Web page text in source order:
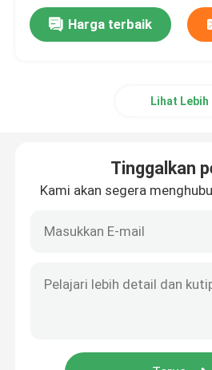
Harga terbaik
Lihat Lebih
Tinggalkan
Kami akan segera